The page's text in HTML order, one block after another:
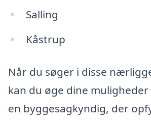
Salling
Kåstrup
Når du søger i disse
kan du øge dine
en byggesagkyndig, der